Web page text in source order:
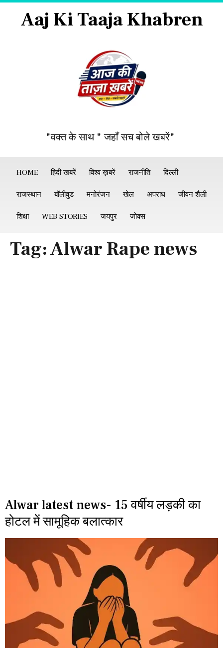
Aaj Ki Taaja Khabren
"वक्त के साथ " जहाँ सच बोले खबरें"
HOME हिंदी खबरें विश्व ख़बरें राजनीति दिल्ली
राजस्थान बॉलीवुड मनोरंजन खेल अपराध जीवन शैली
शिक्षा WEB STORIES जयपुर जोक्स
Tag:Alwar Rape news
Alwar latest news- 15 वर्षीय लड़की का
होटल में सामूहिक बलात्कार